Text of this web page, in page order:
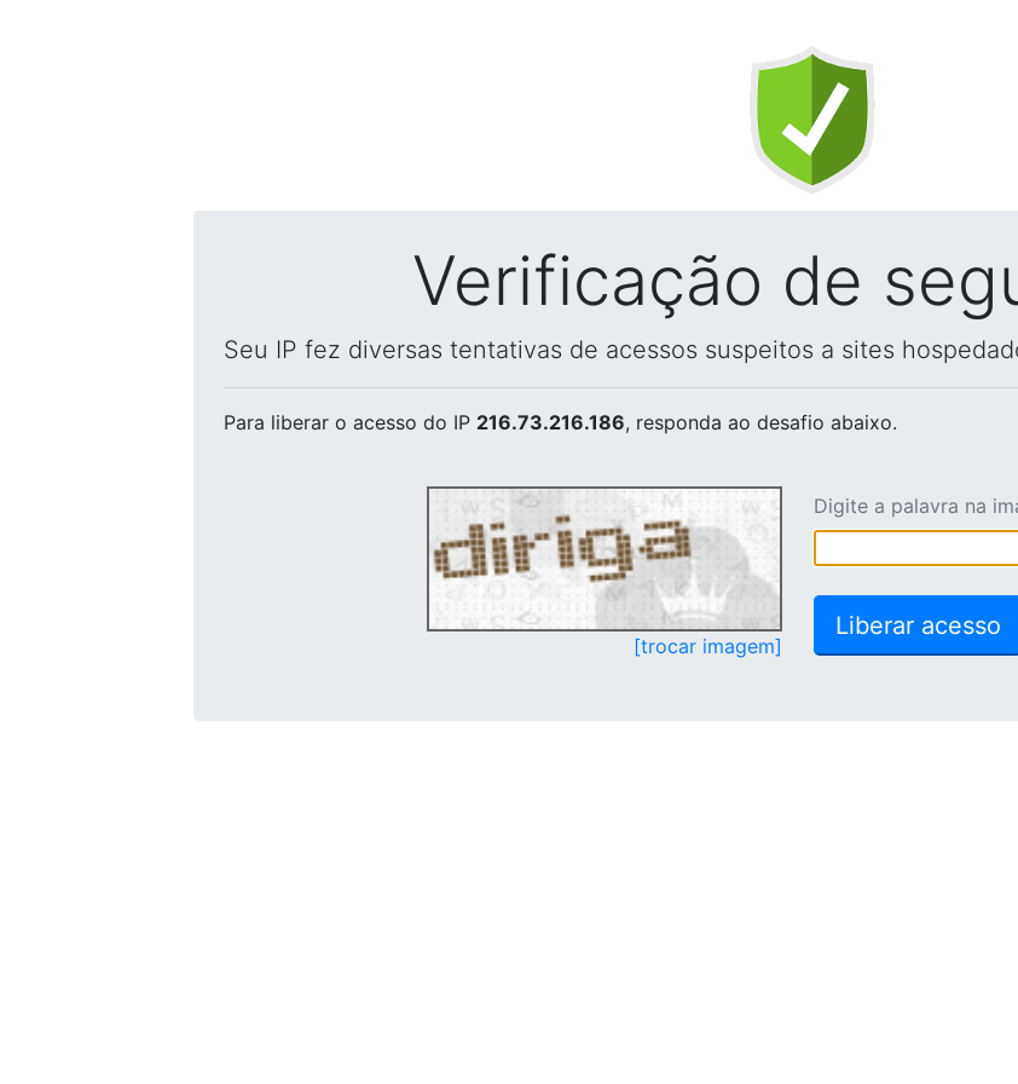
Verificação de
Seu IP fez diversas tentativas de acessos suspeitos a sites
Para liberar o acesso do IP 216.73.216.186, responda ao desafio abaixo.
[trocar imagem]
Digite a palavra na